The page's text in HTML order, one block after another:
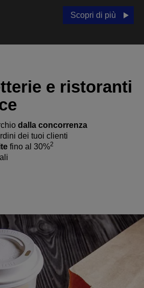
Scopri di più
e ristoranti
dalla concorrenza
dei tuoi clienti
fino al 30%2